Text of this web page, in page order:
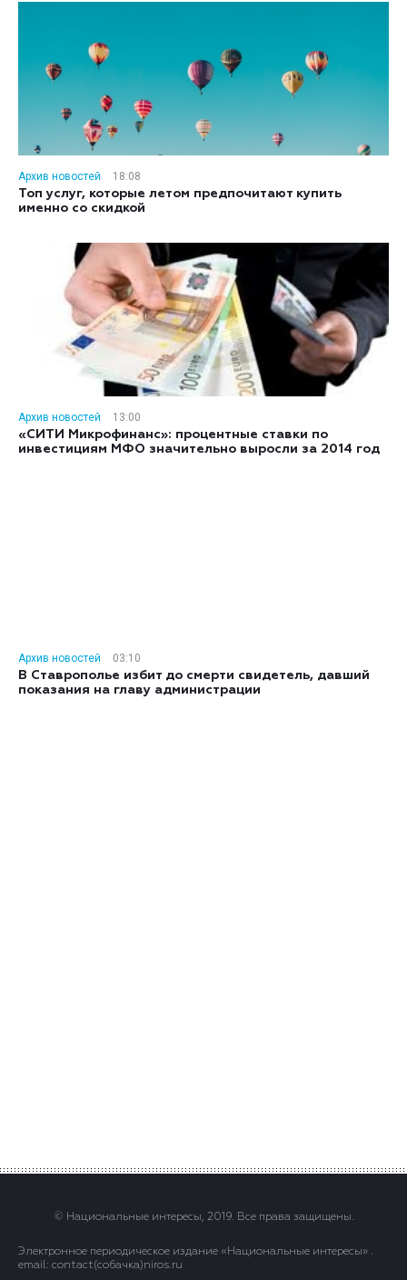
Архив новостей
18:08
Топ услуг, которые летом предпочитают купить
именно со скидкой
Архив новостей
13:00
«СИТИ Микрофинанс»: процентные ставки по
инвестициям МФО значительно выросли за 2014 год
Архив новостей
03:10
В Ставрополье избит до смерти свидетель, давший
показания на главу администрации
© Национальные интересы, 2019. Все права защищены.
Электронное периодическое издание «Национальные интересы» .
email: contact(сoбaчка)niros.ru